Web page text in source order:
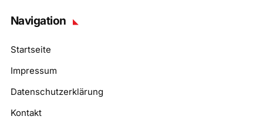
Navigation
Startseite
Impressum
Datenschutzerklärung
Kontakt